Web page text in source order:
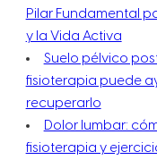
Pilar Fundamental
y la Vida Activa
Suelo pélvico
fisioterapia puede
recuperarlo
Dolor lumbar:
fisioterapia y